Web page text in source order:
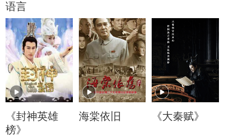
语言
《封神英雄
榜》
海棠依旧 《大秦赋》